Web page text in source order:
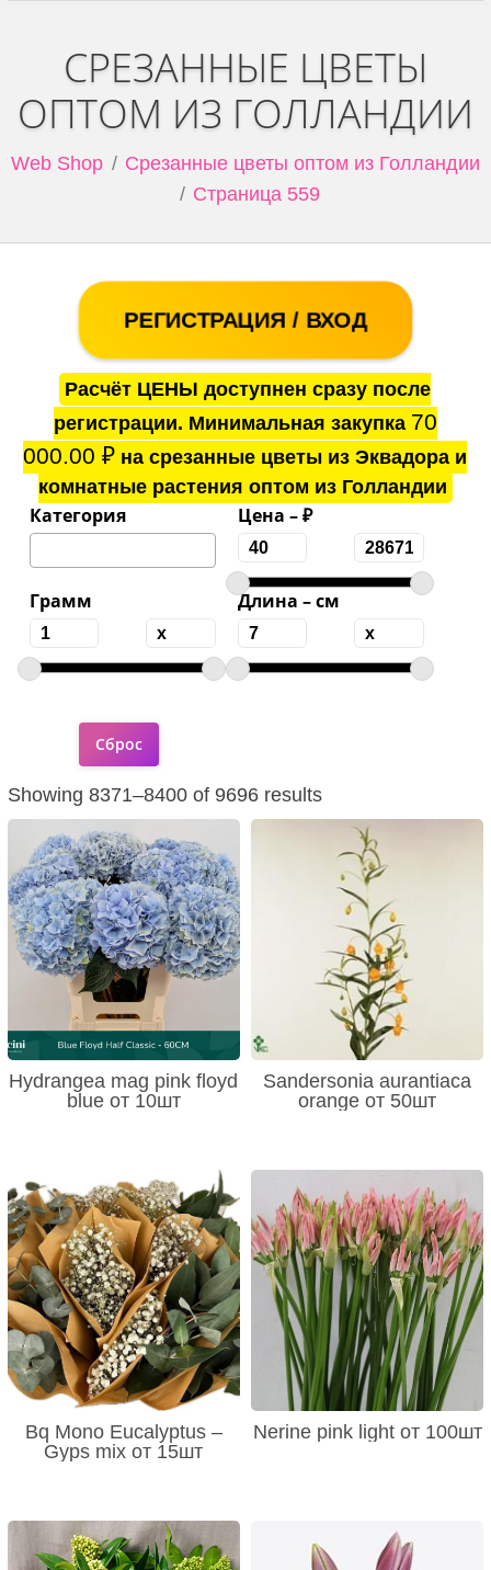
СРЕЗАННЫЕ ЦВЕТЫ
ОПТОМ ИЗ ГОЛЛАНДИИ
Web Shop
Срезанные цветы оптом из Голландии
Страница 559
РЕГИСТРАЦИЯ / ВХОД
Расчёт ЦЕНЫ доступнен сразу после
регистрации. Минимальная закупка 70
000.00₽ на срезанные цветы из Эквадора и
комнатные растения оптом из Голландии
Категория Цена – ₽
Грамм Длина – см
Showing 8371–8400 of 9696 results
Hydrangea mag pink floyd
blue от 10шт
Sandersonia aurantiaca
orange от 50шт
Bq Mono Eucalyptus –
Gyps mix от 15шт
Nerine pink light от 100шт